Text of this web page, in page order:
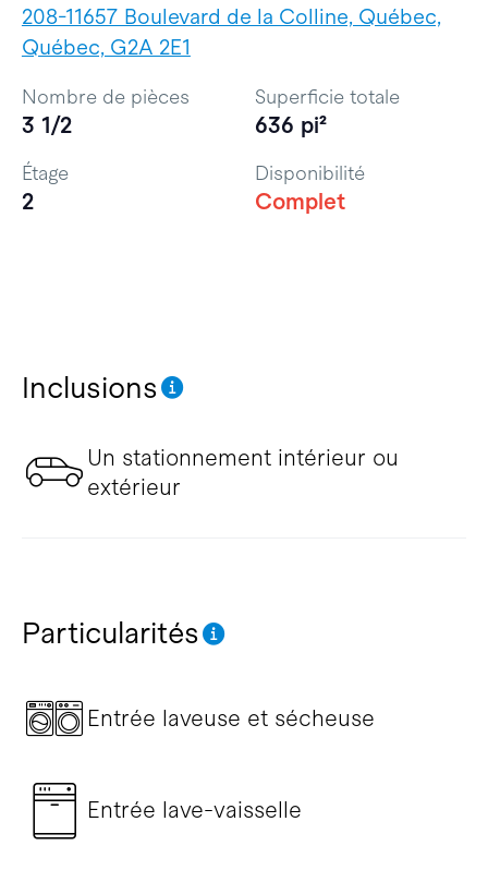
208-11657 Boulevard de la Colline, Québec,
Québec, G2A 2E1
Inclusions
Un stationnement intérieur ou
extérieur
Particularités
Entrée laveuse et sécheuse
Entrée lave-vaisselle
Nombre de pièces
3 1/2
Superficie totale
636 pi²
Étage
2
Disponibilité
Complet